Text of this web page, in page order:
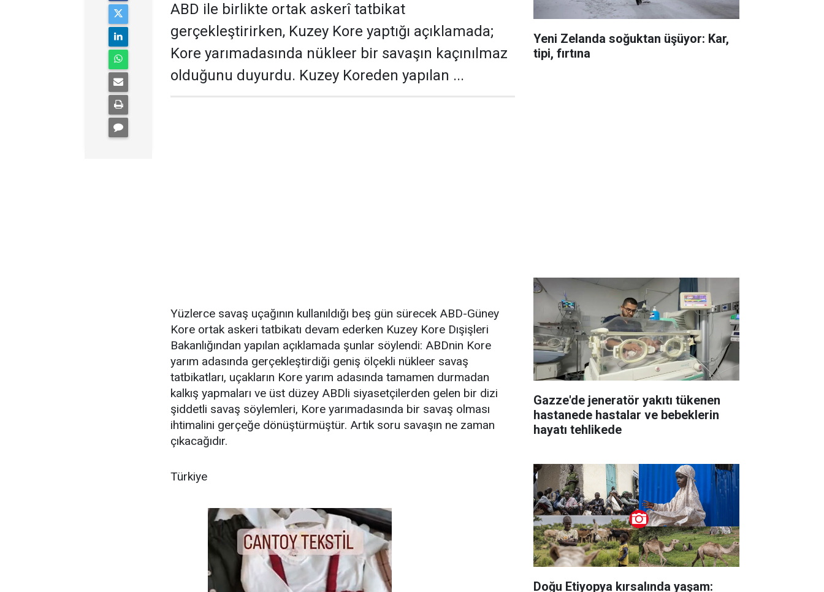
ABD ile birlikte ortak askerî tatbikat
gerçekleştirirken, Kuzey Kore yaptığı açıklamada;
Kore yarımadasında nükleer bir savaşın kaçınılmaz
olduğunu duyurdu. Kuzey Koreden yapılan ...
Yüzlerce savaş uçağının kullanıldığı beş gün sürecek ABD-Güney
Kore ortak askeri tatbikatı devam ederken Kuzey Kore Dışişleri
Bakanlığından yapılan açıklamada şunlar söylendi: ABDnin Kore
yarım adasında gerçekleştirdiği geniş ölçekli nükleer savaş
tatbikatları, uçakların Kore yarım adasında tamamen durmadan
kalkış yapmaları ve üst düzey ABDli siyasetçilerden gelen bir dizi
şiddetli savaş söylemleri, Kore yarımadasında bir savaş olması
ihtimalini gerçeğe dönüştürmüştür. Artık soru savaşın ne zaman
çıkacağıdır.
Türkiye
Yeni Zelanda soğuktan üşüyor: Kar,
tipi, fırtına
Gazze'de jeneratör yakıtı tükenen
hastanede hastalar ve bebeklerin
hayatı tehlikede
Doğu Etiyopya kırsalında yaşam: